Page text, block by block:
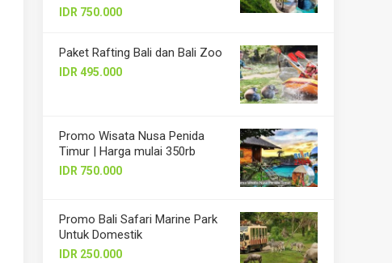
IDR 750.000
Paket Rafting Bali dan Bali Zoo
IDR 495.000
Promo Wisata Nusa Penida
Timur | Harga mulai 350rb
IDR 750.000
Promo Bali Safari Marine Park
Untuk Domestik
IDR 250.000